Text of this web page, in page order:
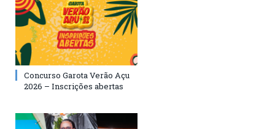
Concurso Garota Verão Açu
2026 – Inscrições abertas